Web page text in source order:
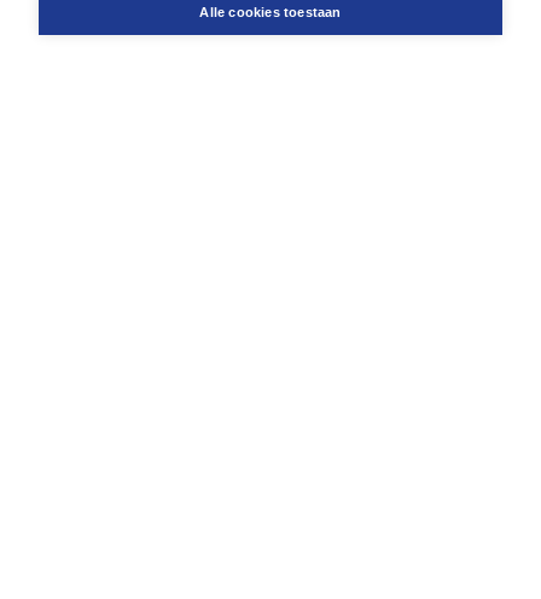
Alle cookies toestaan